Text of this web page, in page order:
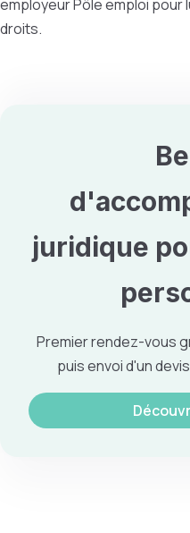
employeur Pôle emploi
droits.
juridique
Premier rendez-vous
puis envoi d'un